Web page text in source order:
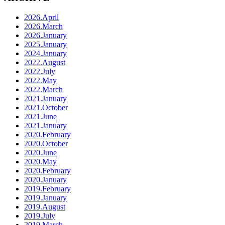
2026.April
2026.March
2026.January
2025.January
2024.January
2022.August
2022.July
2022.May
2022.March
2021.January
2021.October
2021.June
2021.January
2020.February
2020.October
2020.June
2020.May
2020.February
2020.January
2019.February
2019.January
2019.August
2019.July